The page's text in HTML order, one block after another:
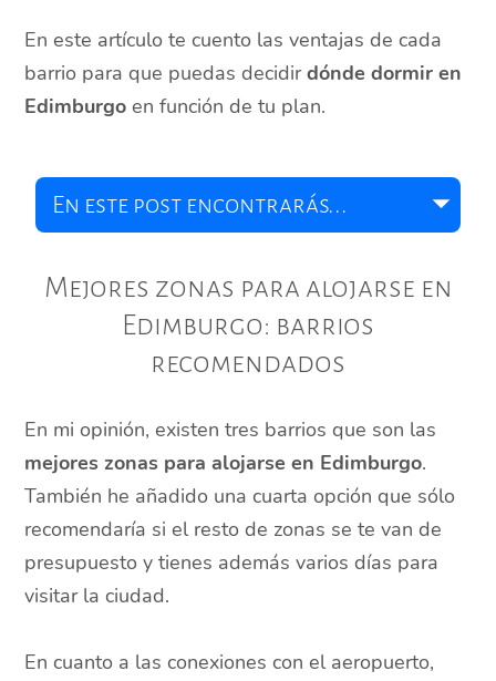
En este artículo te cuento las ventajas de cada
barrio para que puedas decidirdónde dormir en
Edimburgo en función de tu plan.
Mejores zonas para alojarse en
Edimburgo: barrios
recomendados
En mi opinión, existen tres barrios que son las
mejores zonas para alojarse en Edimburgo.
También he añadido una cuarta opción que sólo
recomendaría si el resto de zonas se te van de
presupuesto y tienes además varios días para
visitar la ciudad.
En cuanto a las conexiones con el aeropuerto,